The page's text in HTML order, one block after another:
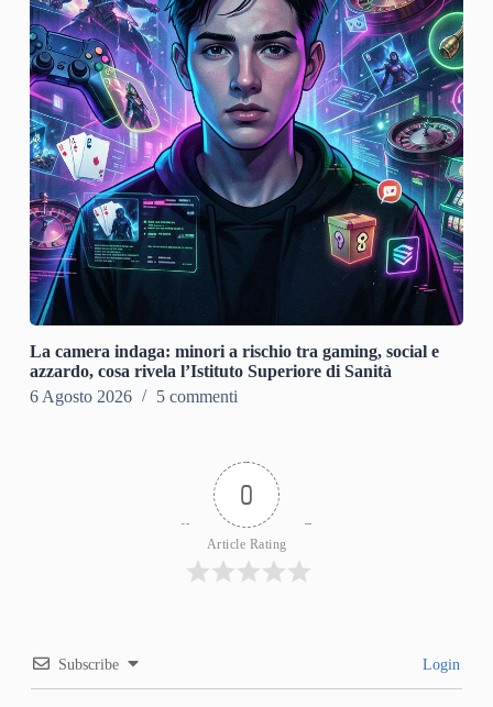
La camera indaga: minori a rischio tra gaming, social e
azzardo, cosa rivela l’Istituto Superiore di Sanità
6 Agosto 2026
5 commenti
0
Article Rating
Subscribe Login